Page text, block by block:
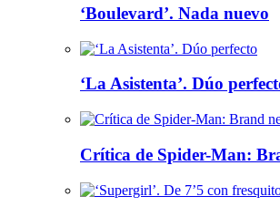
‘Boulevard’. Nada nuevo
‘La Asistenta’. Dúo
Crítica de Spider-Man: